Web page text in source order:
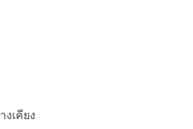
เคียง